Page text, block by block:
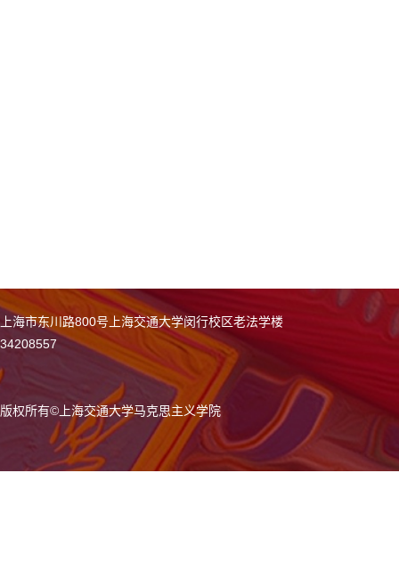
上海市东川路800号上海交通大学闵行校区老法学楼
34208557
版权所有© 上海交通大学马克思主义学院